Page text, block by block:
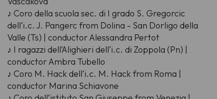
♪ Coro della scuola sec. di I grado S. Gregorcic
dell’i.c. J. Pangerc from Dolina - San Dorligo della
Valle (Ts) | conductor Alessandra Pertot
♪ I ragazzi dell’Alighieri dell’i.c. di Zoppola (Pn) |
conductor Ambra Tubello
♪ Coro M. Hack dell’i.c. M. Hack from Roma |
conductor Marina Schiavone